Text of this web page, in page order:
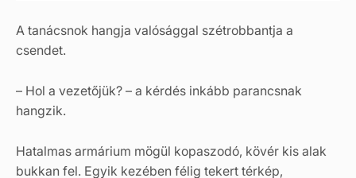
A tanácsnok hangja valósággal szétrobbantja a
csendet.
– Hol a vezetőjük? – a kérdés inkább parancsnak
hangzik.
Hatalmas armárium mögül kopaszodó, kövér kis alak
bukkan fel. Egyik kezében félig tekert térkép,